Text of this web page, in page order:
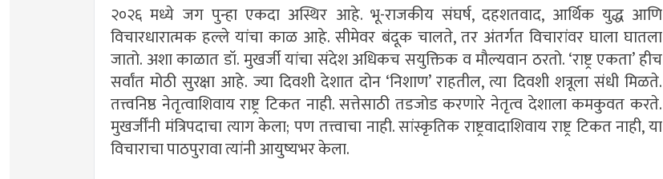
२०२६ मध्ये जग पुन्हा एकदा अस्थिर आहे. भू-राजकीय संघर्ष, दहशतवाद, आर्थिक युद्ध आणि
विचारधारात्मक हल्ले यांचा काळ आहे. सीमेवर बंदूक चालते, तर अंतर्गत विचारांवर घाला घातला
जातो. अशा काळात डॉ. मुखर्जी यांचा संदेश अधिकच सयुक्तिक व मौल्यवान ठरतो. ‘राष्ट्र एकता’ हीच
सर्वांत मोठी सुरक्षा आहे. ज्या दिवशी देशात दोन ‘निशाण’ राहतील, त्या दिवशी शत्रूला संधी मिळते.
तत्त्वनिष्ठ नेतृत्वाशिवाय राष्ट्र टिकत नाही. सत्तेसाठी तडजोड करणारे नेतृत्व देशाला कमकुवत करते.
मुखर्जींनी मंत्रिपदाचा त्याग केला; पण तत्त्वाचा नाही. सांस्कृतिक राष्ट्रवादाशिवाय राष्ट्र टिकत नाही, या
विचाराचा पाठपुरावा त्यांनी आयुष्यभर केला.